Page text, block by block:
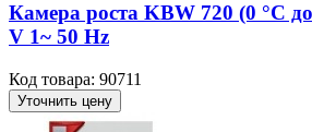
Камера роста KBW 720 (0 °C
V 1~ 50 Hz
Код товара: 90711
Уточнить цену